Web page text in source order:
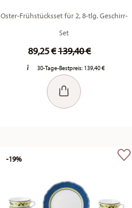
Oster-Frühstücksset für 2, 8-tlg. Geschirr-
Set
89,25 €Price reduced
139,40 €to
30-Tage-Bestpreis: 139,40 €
-19%